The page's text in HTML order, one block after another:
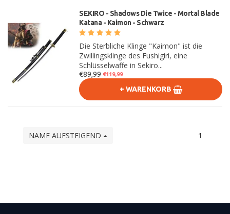
SEKIRO - Shadows Die Twice - Mortal Blade
Katana - Kaimon - Schwarz
Die Sterbliche Klinge "Kaimon" ist die
Zwillingsklinge des Fushigiri, eine
Schlüsselwaffe in Sekiro...
€89,99 €119,99
+ WARENKORB
NAME AUFSTEIGEND 1